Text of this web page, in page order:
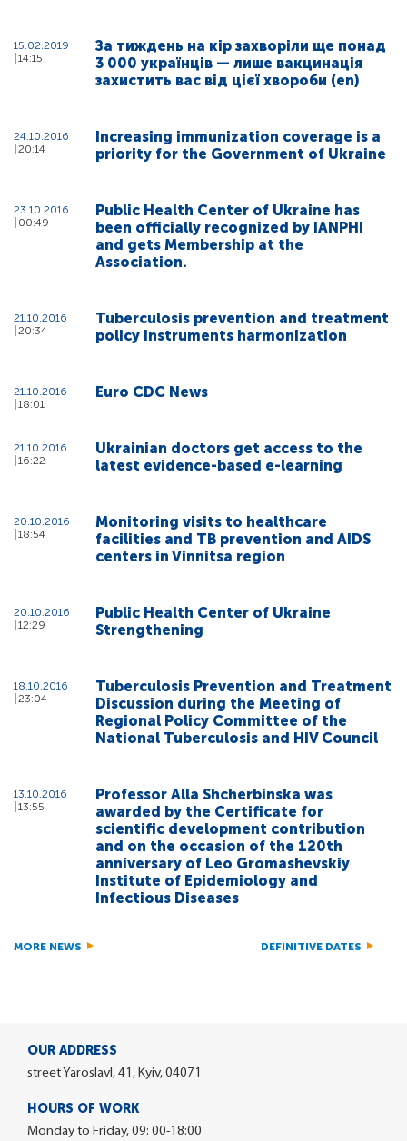
15.02.2019
14:15
За тиждень на кір захворіли ще понад
3 000 українців — лише вакцинація
захистить вас від цієї хвороби (en)
24.10.2016
20:14
Increasing immunization coverage is a
priority for the Government of Ukraine
23.10.2016
00:49
Public Health Center of Ukraine has
been officially recognized by IANPHI
and gets Membership at the
Association.
21.10.2016
20:34
Tuberculosis prevention and treatment
policy instruments harmonization
21.10.2016
18:01
Euro CDC News
21.10.2016
16:22
Ukrainian doctors get access to the
latest evidence-based e-learning
20.10.2016
18:54
Monitoring visits to healthcare
facilities and TB prevention and AIDS
centers in Vinnitsa region
20.10.2016
12:29
Public Health Center of Ukraine
Strengthening
18.10.2016
23:04
Tuberculosis Prevention and Treatment
Discussion during the Meeting of
Regional Policy Committee of the
National Tuberculosis and HIV Council
13.10.2016
13:55
Professor Alla Shcherbinska was
awarded by the Certificate for
scientific development contribution
and on the occasion of the 120th
anniversary of Leo Gromashevskiy
Institute of Epidemiology and
Infectious Diseases
MORE NEWS DEFINITIVE DATES
OUR ADDRESS
street Yaroslavl, 41, Kyiv, 04071
HOURS OF WORK
Monday to Friday, 09: 00-18:00